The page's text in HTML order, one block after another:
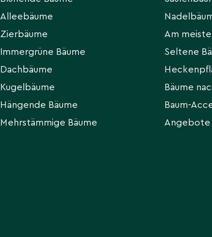
Alleebäume
Zierbäume
Immergrüne Bäume
Dachbäume
Kugelbäume
Hängende Bäume
Mehrstämmige Bäume
Am
Seltene
Bäume
Baum-
Angebote